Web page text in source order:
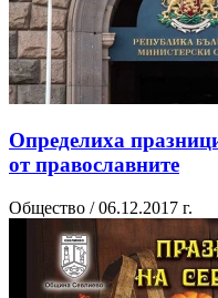
Определиха
от православните
Общество / 06.12.2017 г.